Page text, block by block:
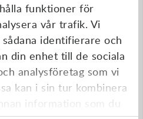
funktioner för
vår trafik. Vi
identifierare och
din enhet till de sociala
analysföretag som vi
kan i sin tur kombinera
information som du